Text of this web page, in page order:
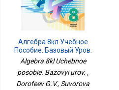
Алгебра 8кл Учебное
Пособие. Базовый Уров.
Algebra 8kl Uchebnoe
posobie. Bazovyi urov. ,
Dorofeev G.V., Suvorova